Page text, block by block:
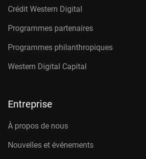
Crédit Western Digital
Programmes partenaires
Programmes philanthropiques
Western Digital Capital
Entreprise
À propos de nous
Nouvelles et événements